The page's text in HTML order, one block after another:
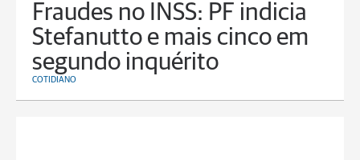
Fraudes no INSS: PF indicia
Stefanutto e mais cinco em
segundo inquérito
COTIDIANO